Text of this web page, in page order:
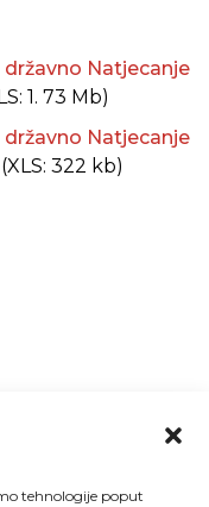
tehnologije poput
Natjecanje
1. 73 Mb)
Natjecanje
(XLS: 322 kb)